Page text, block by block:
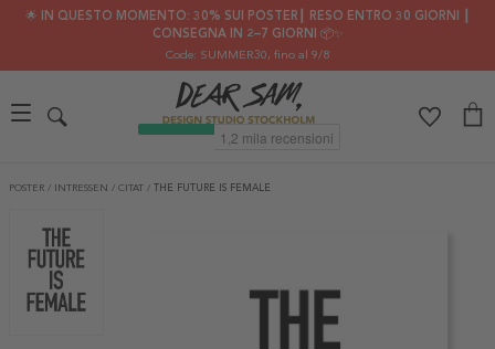
🌟 IN QUESTO MOMENTO: 30% SUI POSTER┃ RESO ENTRO 30 GIORNI ┃
CONSEGNA IN 2–7 GIORNI 📦✨
Code: SUMMER30, fino al 9/8
POSTER / INTRESSEN / CITAT / THE FUTURE IS FEMALE